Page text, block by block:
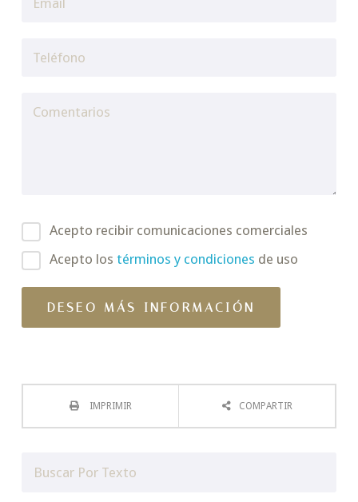
Acepto recibir comunicaciones comerciales
Acepto los términos y condiciones de uso
IMPRIMIR COMPARTIR